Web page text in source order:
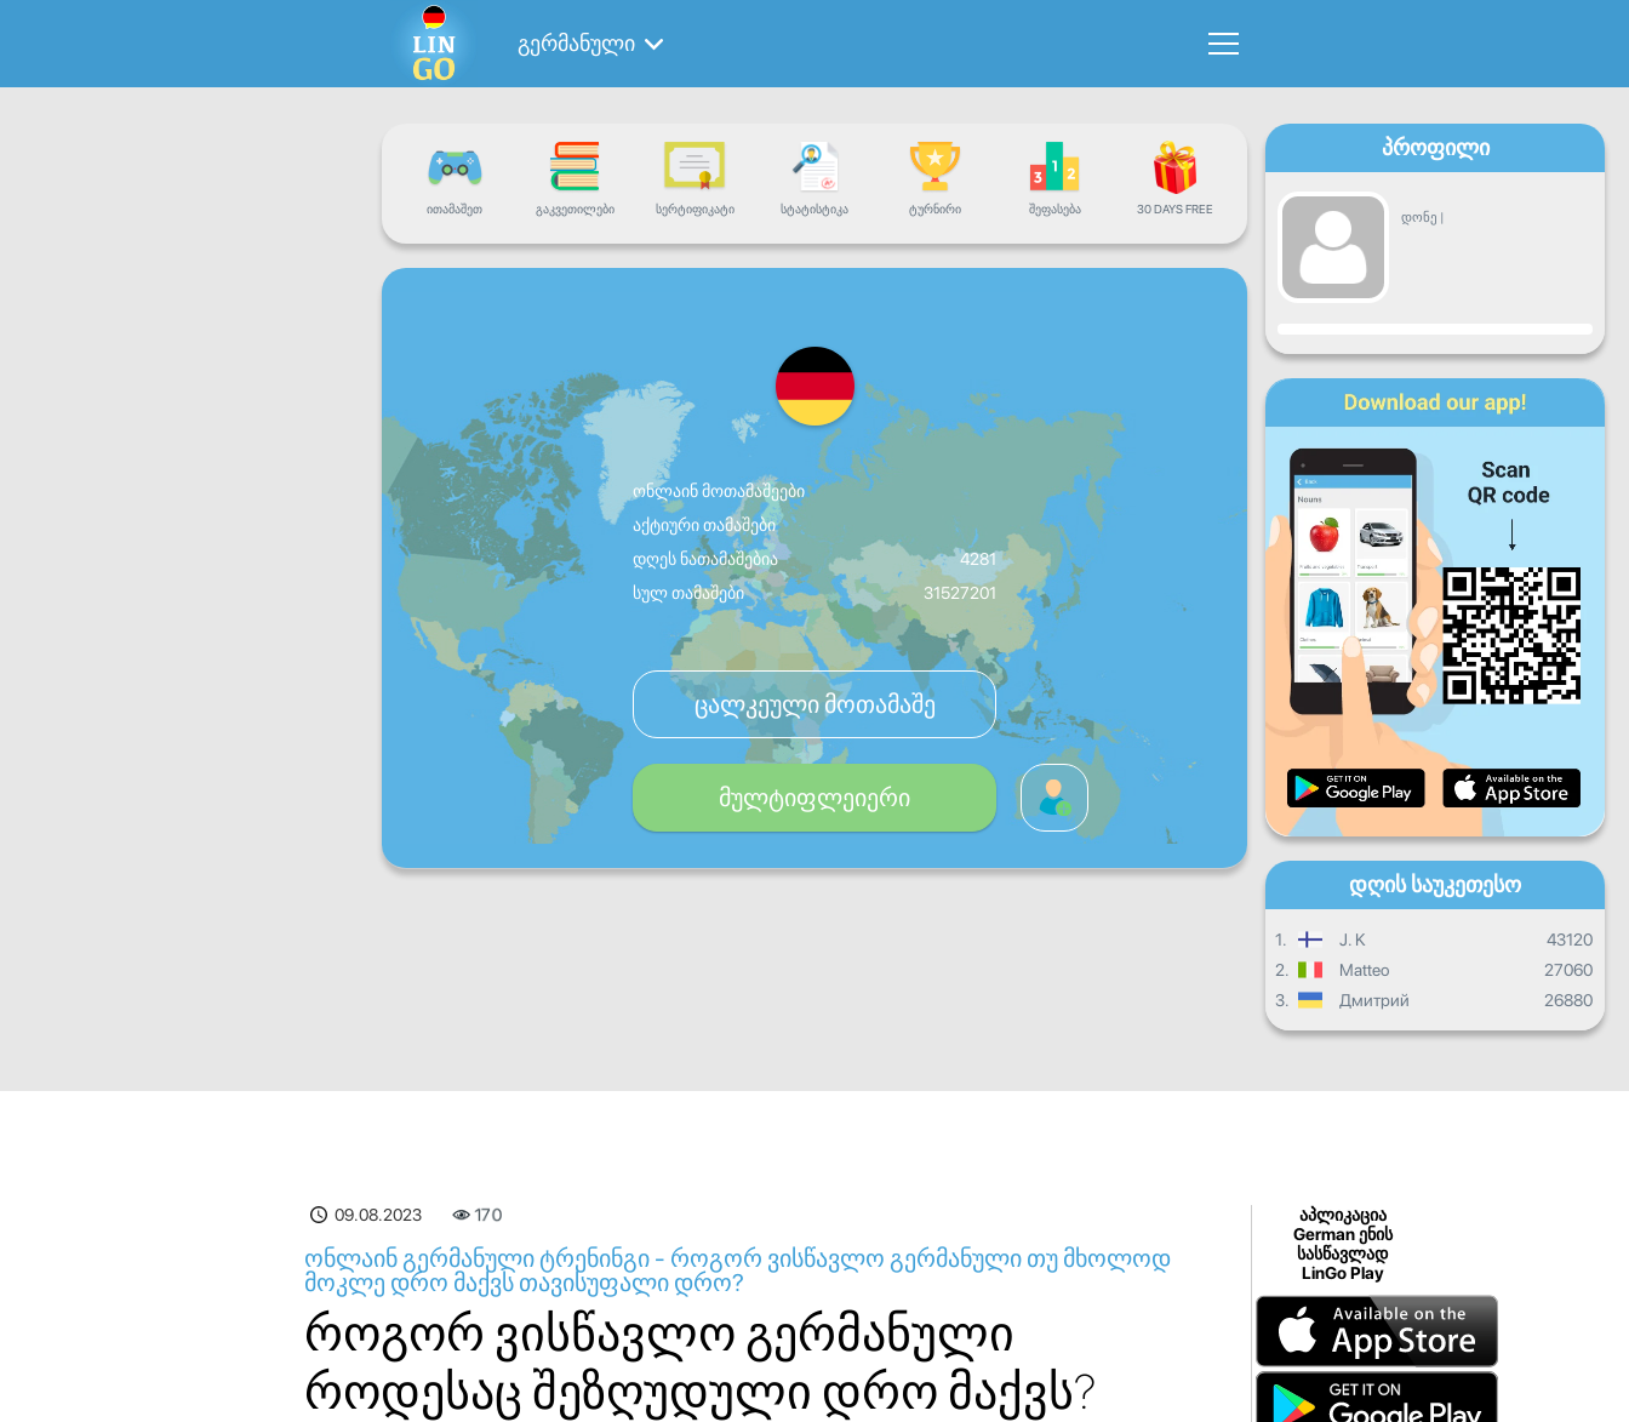
გერმანული
ᲘᲗᲐᲛᲐᲨᲔᲗ ᲒᲐᲙᲕᲔᲗᲘᲚᲔᲑᲘ ᲡᲔᲠᲢᲘᲤᲘᲙᲐᲢᲘ ᲡᲢᲐᲢᲘᲡᲢᲘᲙᲐ ᲢᲣᲠᲜᲘᲠᲘ ᲨᲔᲤᲐᲡᲔᲑᲐ 30 DAYS FREE
ონლაინ მოთამაშეები
აქტიური თამაშები
დღეს ნათამაშებია
4281
სულ თამაშები
31527201
ცალკეული მოთამაშე
მულტიფლეიერი
პროფილი
დონე |
პროგრესი
ორშ ოთხ ხუთ
შაბ კვირ
ყოველდღიური პროგრესი
ყოველთვიური პროგრესი
Სერტიფიკატი
Საერთო პროგრესი
დღის საუკეთესო
1. J. K
43120
2.
Matteo
27060
3.
Дмитрий 26880
09.08.2023 170
ონლაინ გერმანული ტრენინგი - როგორ ვისწავლო გერმანული თუ მხოლოდ
მოკლე დრო მაქვს თავისუფალი დრო?
როგორ ვისწავლო გერმანული
როდესაც შეზღუდული დრო მაქვს?
აპლიკაცია
German ენის
სასწავლად
LinGo Play